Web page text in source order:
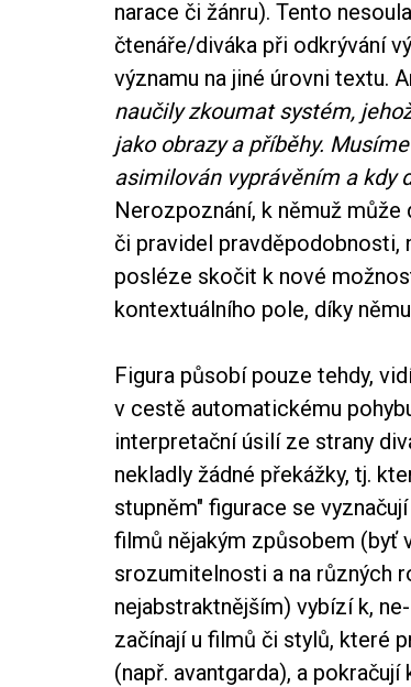
narace či žánru). Tento
čtenáře/diváka při odkrývání
významu na jiné úrovni textu.
naučily zkoumat systém,
jako obrazy a příběhy.
asimilován vyprávěním a kdy
Nerozpoznání, k němuž
či pravidel pravděpodobnosti,
posléze skočit k nové
kontextuálního pole, díky
Figura působí pouze tehdy,
v cestě automatickému
interpretační úsilí ze strany
nekladly žádné překážky, tj.
stupněm" figurace se
filmů nějakým způsobem (byť
srozumitelnosti a na různých
nejabstraktnějším) vybízí k,
začínají u filmů či stylů, které
(např. avantgarda), a